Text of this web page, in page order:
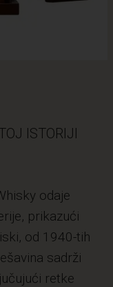
ISTORIJI
odaje
prikazući
od 1940-tih
sadrži
retke